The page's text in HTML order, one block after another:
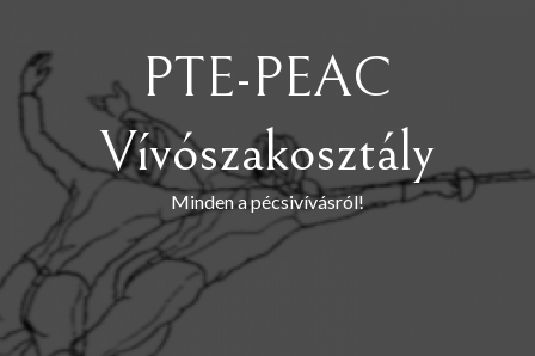
content
PTE-PEAC
Vívószakosztály
Minden a pécsivívásról!